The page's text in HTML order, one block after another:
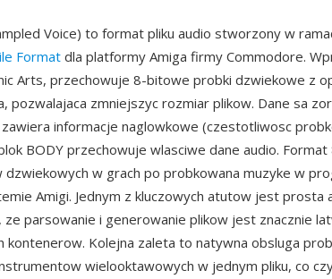
Voice) to format pliku audio stworzony w
Formatdla platformy Amiga firmy Commodore.
Arts, przechowuje 8-bitowe probki dzwiekowe z
pozwalajaca zmniejszyc rozmiar plikow. Dane sa
informacje naglowkowe (czestotliwosc
BODY przechowuje wlasciwe dane audio.
w grach po probkowana muzyke w
Amigi. Jednym z kluczowych atutow jest prosta
parsowanie i generowanie plikow jest znacznie
kontenerow. Kolejna zaleta to natywna obsluga
wielooktawowych w jednym pliku, co